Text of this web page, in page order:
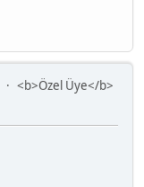
<b>Özel Üye</b>